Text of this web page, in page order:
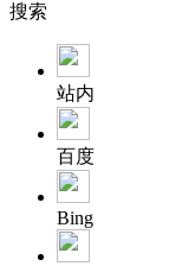
搜索
站内
百度
Bing